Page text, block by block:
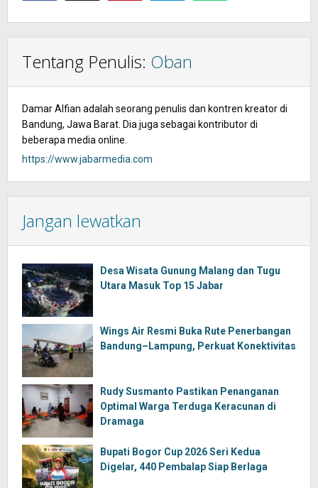
Tentang Penulis: Oban
Damar Alfian adalah seorang penulis dan kontren kreator di
Bandung, Jawa Barat. Dia juga sebagai kontributor di
beberapa media online.
https://www.jabarmedia.com
Jangan lewatkan
Desa Wisata Gunung Malang dan Tugu
Utara Masuk Top 15 Jabar
Wings Air Resmi Buka Rute Penerbangan
Bandung–Lampung, Perkuat Konektivitas
Rudy Susmanto Pastikan Penanganan
Optimal Warga Terduga Keracunan di
Dramaga
Bupati Bogor Cup 2026 Seri Kedua
Digelar, 440 Pembalap Siap Berlaga